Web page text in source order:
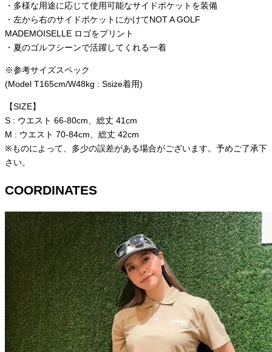
・多様な用途に応じて使用可能なサイドポケットを装備
・左から右のサイドポケットにかけてNOT A GOLF
MADEMOISELLE ロゴをプリント
・夏のゴルフシーンで活躍してくれる一着
※参考サイズスペック
(Model T165cm/W48kg : Ssize着用)
【SIZE】
S : ウエスト 66-80cm、総丈 41cm
M : ウエスト 70-84cm、総丈 42cm
※ものによって、多少の誤差がある場合がございます。予めご了承下
さい。
COORDINATES